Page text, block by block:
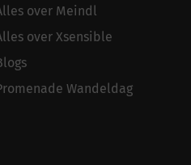
over Meindl
over Xsensible
Wandeldag